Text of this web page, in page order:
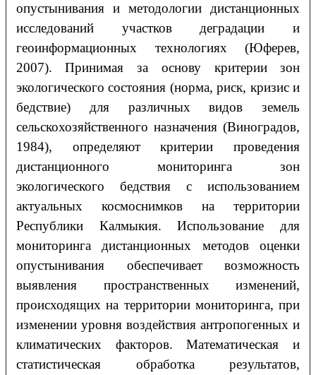
опустынивания и методологии дистанционных
исследований участков деградации и
геоинформационных технологиях (Юферев,
2007). Принимая за основу критерии зон
экологического состояния (норма, риск, кризис и
бедствие) для различных видов земель
сельскохозяйственного назначения (Виноградов,
1984), определяют критерии проведения
дистанционного мониторинга зон
экологического бедствия с использованием
актуальных космоснимков на территории
Республики Калмыкия. Использование для
мониторинга дистанционных методов оценки
опустынивания обеспечивает возможность
выявления пространственных изменений,
происходящих на территории мониторинга, при
изменении уровня воздействия антропогенных и
климатических факторов. Математическая и
статистическая обработка результатов,